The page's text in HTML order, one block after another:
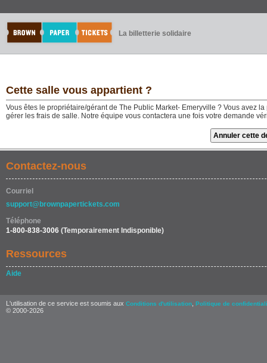
La billetterie solidaire
Cette salle vous appartient ?
Vous êtes le propriétaire/gérant de The Public Market- Emeryville ? Vous avez
gérer les frais de salle. Notre équipe vous contactera une fois votre demande
Contactez-nous
Courriel
support@brownpapertickets.com
Téléphone
1-800-838-3006 (Temporairement Indisponible)
Ressources
Aide
L'utilisation de ce service est soumis aux Conditions d'utilisation Politique de
© 2000-2026